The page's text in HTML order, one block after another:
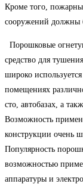
Кроме того,
сооружений должны
Порошковые
средство для
широко
помещениях
сто, автобазах, а
Возможность
конструкции очень
Популярность
возможностью
аппаратуры и